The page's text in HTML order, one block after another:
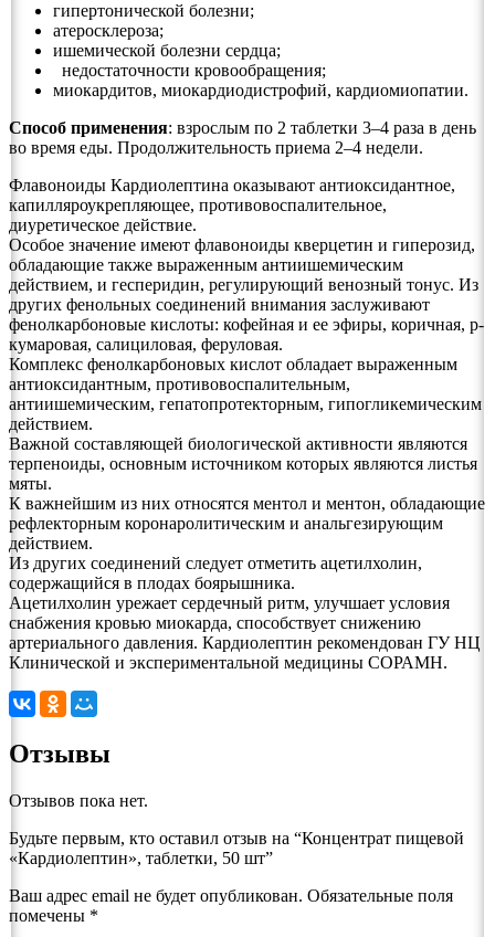
гипертонической болезни;
атеросклероза;
ишемической болезни сердца;
недостаточности кровообращения;
миокардитов, миокардиодистрофий, кардиомиопатии.
Способ применения: взрослым по 2 таблетки 3–4 раза в день
во время еды. Продолжительность приема 2–4 недели.
Флавоноиды Кардиолептина оказывают антиоксидантное,
капилляроукрепляющее, противовоспалительное,
диуретическое действие.
Особое значение имеют флавоноиды кверцетин и гиперозид,
обладающие также выраженным антиишемическим
действием, и гесперидин, регулирующий венозный тонус. Из
других фенольных соединений внимания заслуживают
фенолкарбоновые кислоты: кофейная и ее эфиры, коричная, р-
кумаровая, салициловая, феруловая.
Комплекс фенолкарбоновых кислот обладает выраженным
антиоксидантным, противовоспалительным,
антиишемическим, гепатопротекторным, гипогликемическим
действием.
Важной составляющей биологической активности являются
терпеноиды, основным источником которых являются листья
мяты.
К важнейшим из них относятся ментол и ментон, обладающие
рефлекторным коронаролитическим и анальгезирующим
действием.
Из других соединений следует отметить ацетилхолин,
содержащийся в плодах боярышника.
Ацетилхолин урежает сердечный ритм, улучшает условия
снабжения кровью миокарда, способствует снижению
артериального давления. Кардиолептин рекомендован ГУ НЦ
Клинической и экспериментальной медицины СОРАМН.
Отзывы
Отзывов пока нет.
Будьте первым, кто оставил отзыв на “Концентрат пищевой
«Кардиолептин», таблетки, 50 шт”
Ваш адрес email не будет опубликован. Обязательные поля
помечены *